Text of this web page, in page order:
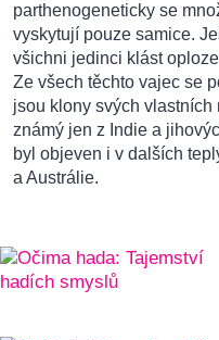
parthenogeneticky se
vyskytují pouze samice.
všichni jedinci klást
Ze všech těchto vajec se
jsou klony svých vlastních
známý jen z Indie a
byl objeven i v dalších
a Austrálie.